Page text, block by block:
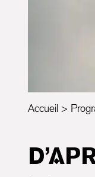
Accueil